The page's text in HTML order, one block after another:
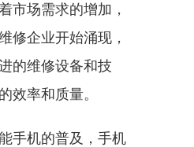
市场需求的增加，
修企业开始涌现，
的维修设备和技
效率和质量。
手机的普及，手机